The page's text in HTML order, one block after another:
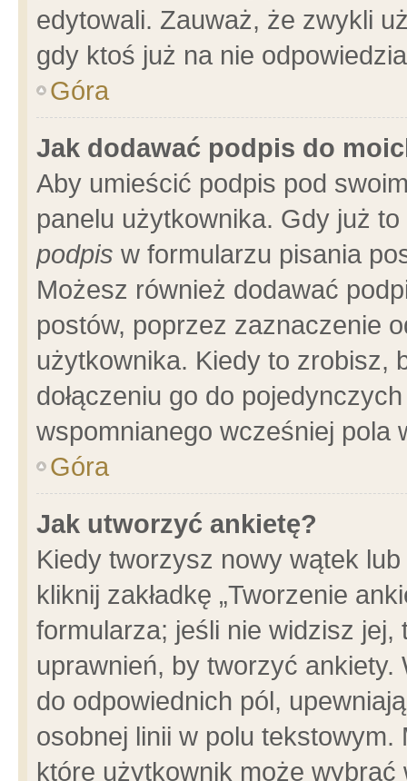
edytowali. Zauważ, że zwykli
gdy ktoś już na nie
Góra
Jak dodawać podpis do
Aby umieścić podpis pod
panelu użytkownika. Gdy już
podpis w formularzu pisania
Możesz również dodawać
postów, poprzez zaznaczenie
użytkownika. Kiedy to zrobisz,
dołączeniu go do
wspomnianego wcześniej pola
Góra
Jak utworzyć ankietę?
Kiedy tworzysz nowy wątek
kliknij zakładkę „Tworzenie
formularza; jeśli nie widzisz
uprawnień, by tworzyć ankiety.
do odpowiednich pól,
osobnej linii w polu
które użytkownik może